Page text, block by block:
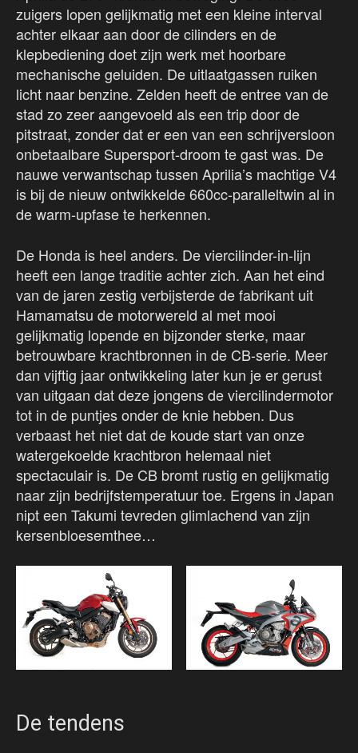
zuigers lopen gelijkmatig met een kleine interval
achter elkaar aan door de cilinders en de
klepbediening doet zijn werk met hoorbare
mechanische geluiden. De uitlaatgassen ruiken
licht naar benzine. Zelden heeft de entree van de
stad zo zeer aangevoeld als een trip door de
pitstraat, zonder dat er een van een schrijversloon
onbetaalbare Supersport-droom te gast was. De
nauwe verwantschap tussen Aprilia’s machtige V4
is bij de nieuw ontwikkelde 660cc-paralleltwin al in
de warm-upfase te herkennen.
De Honda is heel anders. De viercilinder-in-lijn
heeft een lange traditie achter zich. Aan het eind
van de jaren zestig verbijsterde de fabrikant uit
Hamamatsu de motorwereld al met mooi
gelijkmatig lopende en bijzonder sterke, maar
betrouwbare krachtbronnen in de CB-serie. Meer
dan vijftig jaar ontwikkeling later kun je er gerust
van uitgaan dat deze jongens de viercilindermotor
tot in de puntjes onder de knie hebben. Dus
verbaast het niet dat de koude start van onze
watergekoelde krachtbron helemaal niet
spectaculair is. De CB bromt rustig en gelijkmatig
naar zijn bedrijfstemperatuur toe. Ergens in Japan
nipt een Takumi tevreden glimlachend van zijn
kersenbloesemthee…
De tendens